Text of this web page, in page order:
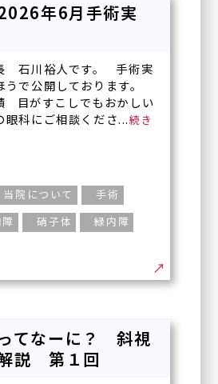
年6月手術実
石川裕人です。 手術実
で公開しております。
目がすこしでもおかしい
眼科にご相談くださ...
当院について
手術
硝子体
緑内障
てなーに？ 斜視
説 第１回